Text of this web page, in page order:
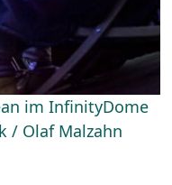
im InfinityDome
/ Olaf Malzahn